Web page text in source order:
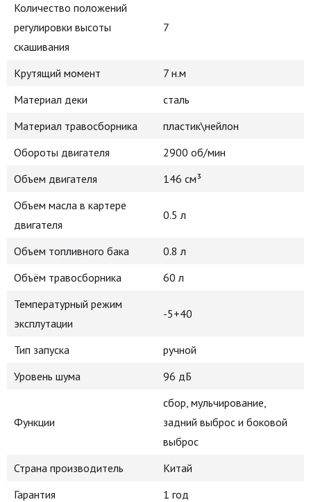
Количество положений
регулировки высоты
скашивания
7
Крутящий момент
7 н.м
Материал деки
сталь
Материал травосборника
пластик\нейлон
Обороты двигателя
2900 об/мин
Объем двигателя
146 cм³
Объем масла в картере
двигателя
0.5 л
Объем топливного бака
0.8 л
Объём травосборника
60 л
Температурный режим
эксплутации
-5+40
Тип запуска
ручной
Уровень шума
96 дБ
Функции
сбор, мульчирование,
задний выброс и боковой
выброс
Страна производитель
Китай
Гарантия
1 год